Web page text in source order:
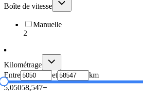
Boîte de vitesse
Manuelle
2
Kilométrage
Entre
et
km
5,05058,547+